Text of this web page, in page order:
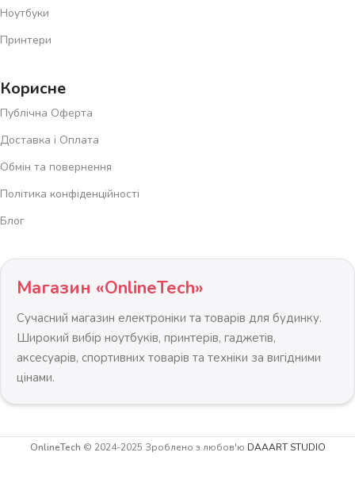
Ноутбуки
Принтери
Корисне
Публічна Оферта
Доставка і Оплата
Обмін та повернення
Політика конфіденційності
Блог
Магазин «OnlineTech»
Сучасний магазин електроніки та товарів для будинку.
Широкий вибір ноутбуків, принтерів, гаджетів,
аксесуарів, спортивних товарів та техніки за вигідними
цінами.
OnlineTech © 2024-2025 Зроблено з любов'ю DAAART STUDIO